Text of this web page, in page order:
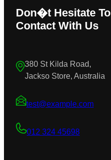
Don�t Hesitate To
Contact With Us
380 St Kilda Road,
Jackso Store, Australia
test@example.com
012 324 45698